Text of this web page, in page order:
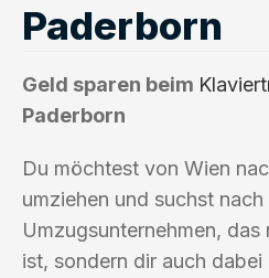
Paderborn
Geld sparen beim
Paderborn
Du möchtest von Wien
umziehen und suchst nach
Umzugsunternehmen,
ist, sondern dir auch